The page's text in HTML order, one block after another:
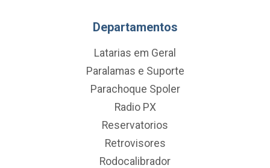
Departamentos
Latarias em Geral
Paralamas e Suporte
Parachoque Spoler
Radio PX
Reservatorios
Retrovisores
Rodocalibrador